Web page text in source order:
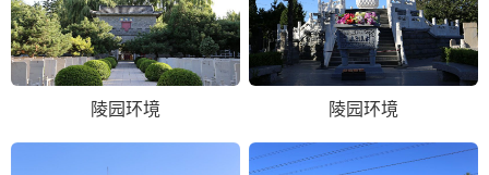
陵园环境 陵园环境